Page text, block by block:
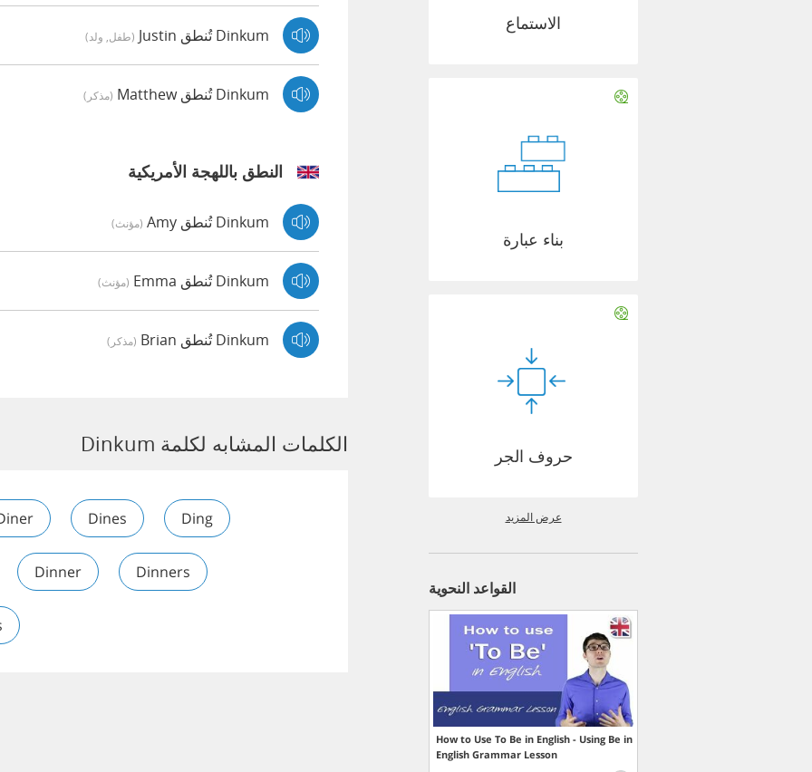
Dinkum تُنطق Justin (طفل, ولد)
Dinkum تُنطق Matthew (مذكر)
النطق باللهجة الأمريكية
Dinkum تُنطق Amy (مؤنث)
Dinkum تُنطق Emma (مؤنث)
Dinkum تُنطق Brian (مذكر)
الكلمات المشابه لكلمة Dinkum
Dines Ding
Dinner Dinners
الاستماع
بناء عبارة
حروف الجر
عرض المزيد
القواعد النحوية
How to Use To Be in English - Using Be in
English Grammar Lesson